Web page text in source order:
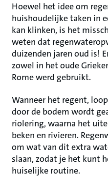
Hoewel het idee om
huishoudelijke taken in
kan klinken, is het
weten dat
duizenden jaren oud is!
zowel in het oude
Rome werd gebruikt.
Wanneer het regent,
door de bodem wordt
riolering, waarna het
beken en rivieren.
om wat van dit extra
slaan, zodat je het kunt
huiselijke routine.